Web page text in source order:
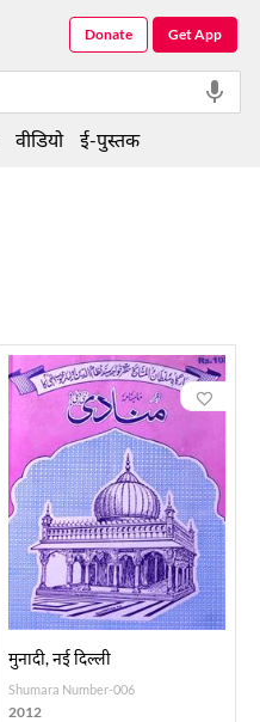
मुनादी, नई दिल्ली
Shumara Number-006
2012
Get App
Donate
वीडियो ई-पुस्तक